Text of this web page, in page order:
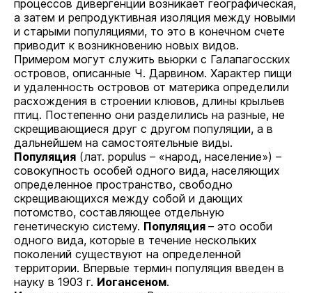
процессов дивергенции возникает географическая,
а затем и репродуктивная изоляция между новыми
и старыми популяциями, то это в конечном счете
приводит к возникновению новых видов.
Примером могут служить вьюрки с Галапагосских
островов, описанные Ч. Дарвином. Характер пищи
и удаленность островов от материка определили
расхождения в строении клювов, длины крыльев
птиц. Постепенно они разделились на разные, не
скрещивающиеся друг с другом популяции, а в
дальнейшем на самостоятельные виды.
Популяция (лат. populus –«народ, население») –
совокупность особей одного вида, населяющих
определенное пространство, свободно
скрещивающихся между собой и дающих
потомство, составляющее отдельную
генетическую систему. Популяция –это особи
одного вида, которые в течение нескольких
поколений существуют на определенной
территории. Впервые термин популяция введен в
науку в 1903 г. Иогансеном.